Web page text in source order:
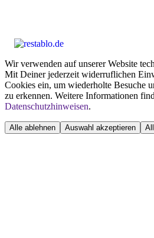
Wir verwenden auf unserer Website
Mit Deiner jederzeit widerruflichen
Cookies ein, um wiederholte Besuche
zu erkennen. Weitere Informationen
Datenschutzhinweisen.
Alle ablehnen Auswahl akzeptieren